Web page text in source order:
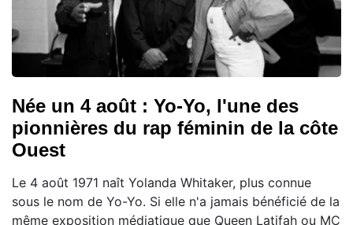
Née un 4 août : Yo-Yo, l'une des
pionnières du rap féminin de la côte
Ouest
Le 4 août 1971 naît Yolanda Whitaker, plus connue
sous le nom de Yo-Yo. Si elle n'a jamais bénéficié de la
même exposition médiatique que Queen Latifah ou MC